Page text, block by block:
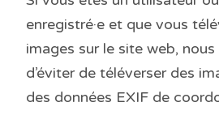
enregistré·e et que vous
images sur le site web,
d’éviter de téléverser des
des données EXIF de